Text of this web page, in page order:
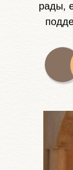
рады,